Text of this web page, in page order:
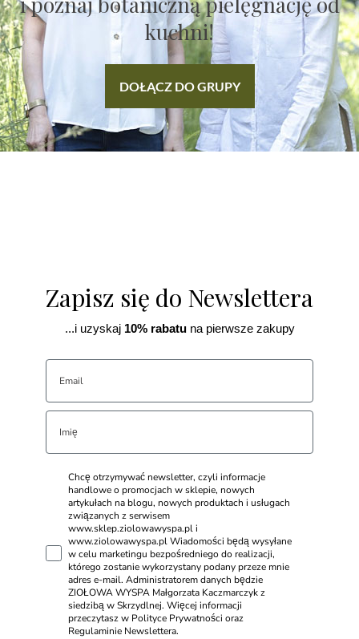
kuchni!
DOŁĄCZ DO GRUPY
Zapisz się do Newslettera
...i uzyskaj10% rabatuna pierwsze zakupy
Chcę otrzymywać newsletter, czyli informacje
handlowe o promocjach w sklepie, nowych
artykułach na blogu, nowych produktach i usługach
związanych z serwisem
www.sklep.ziolowawyspa.pl i
www.ziolowawyspa.pl Wiadomości będą wysyłane
w celu marketingu bezpośredniego do realizacji,
którego zostanie wykorzystany podany przeze mnie
adres e-mail. Administratorem danych będzie
ZIOŁOWA WYSPA Małgorzata Kaczmarczyk z
siedzibą w Skrzydlnej. Więcej informacji
przeczytasz w Polityce Prywatności oraz
Regulaminie Newslettera.